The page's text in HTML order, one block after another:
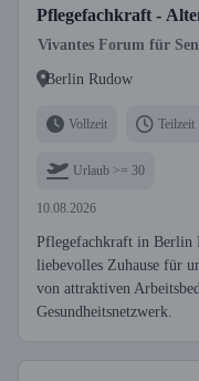
Pflegefachkraft -
Vivantes Forum für
Berlin Rudow
Vollzeit Teilzeit
Urlaub >= 30
10.08.2026
Pflegefachkraft in Berlin
liebevolles Zuhause für
von attraktiven
Gesundheitsnetzwerk.